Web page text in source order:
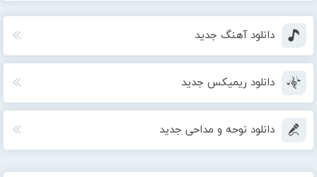
دانلود آهنگ جدید
دانلود ریمیکس جدید
دانلود نوحه و مداحی جدید